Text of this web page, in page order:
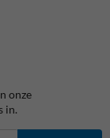
onze
in.